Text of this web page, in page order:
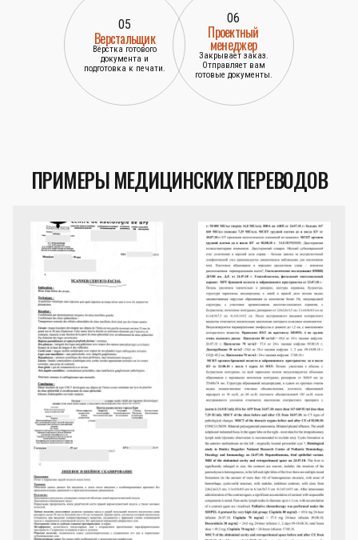
05
Верстальщик
Вёрстка готового
документа и
подготовка к печати.
06
Проектный
менеджер
Закрывает заказ.
Отправляет вам
готовые документы.
ПРИМЕРЫ МЕДИЦИНСКИХ ПЕРЕВОДОВ